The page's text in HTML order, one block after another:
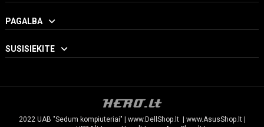
PAGALBA
SUSISIEKITE
2022 UAB "Sedum kompiuteriai" | www.DellShop.lt www.AsusShop.lt